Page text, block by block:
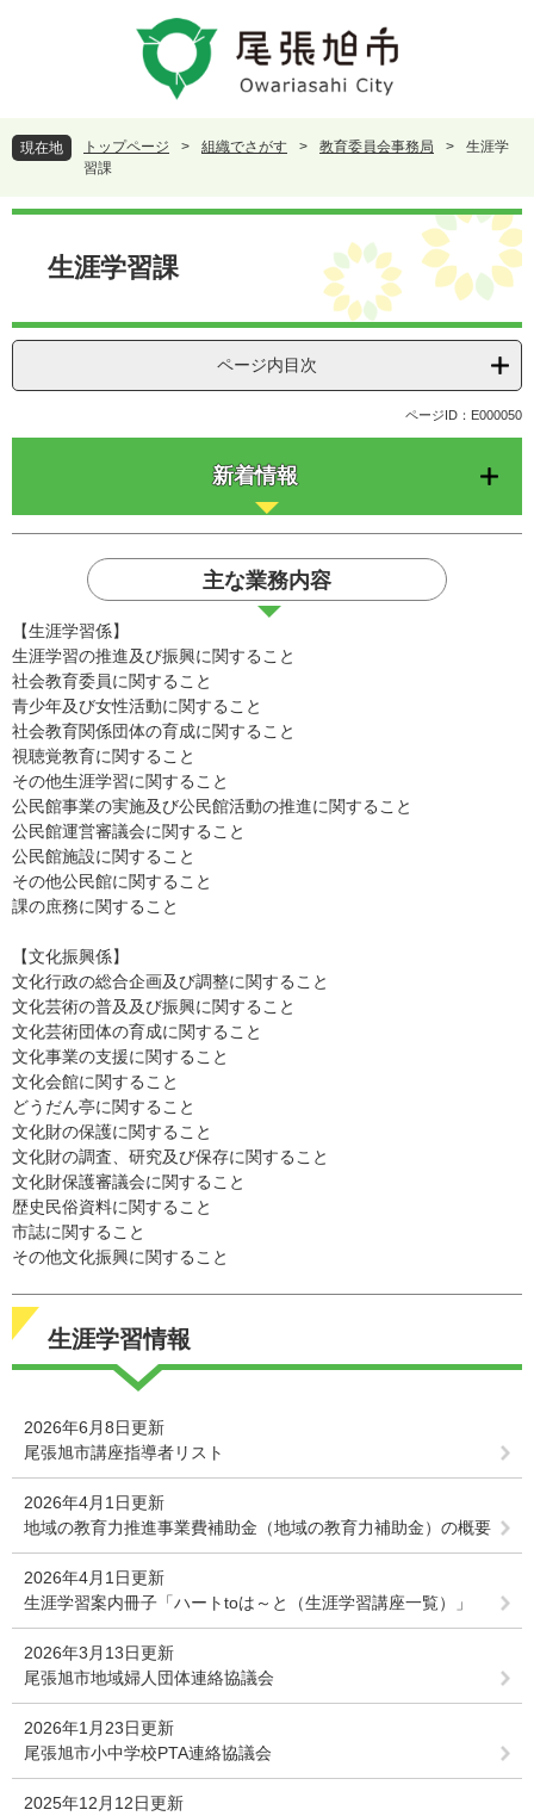
頭
で
。
飛
ば
て
現在地 トップページ > 組織でさがす > 教育委員会事務局 >
生涯学
習課
本
生涯学習課
ページ内目次
ページID：E000050
新着情報
主な業務内容
【生涯学習係】
生涯学習の推進及び振興に関すること
社会教育委員に関すること
青少年及び女性活動に関すること
社会教育関係団体の育成に関すること
視聴覚教育に関すること
その他生涯学習に関すること
公民館事業の実施及び公民館活動の推進に関すること
公民館運営審議会に関すること
公民館施設に関すること
その他公民館に関すること
課の庶務に関すること
【文化振興係】
文化行政の総合企画及び調整に関すること
文化芸術の普及及び振興に関すること
文化芸術団体の育成に関すること
文化事業の支援に関すること
文化会館に関すること
どうだん亭に関すること
文化財の保護に関すること
文化財の調査、研究及び保存に関すること
文化財保護審議会に関すること
歴史民俗資料に関すること
市誌に関すること
その他文化振興に関すること
生涯学習情報
2026年6月8日更新
尾張旭市講座指導者リスト
2026年4月1日更新
地域の教育力推進事業費補助金（地域の教育力補助金）の概要
2026年4月1日更新
生涯学習案内冊子「ハートtoは～と（生涯学習講座一覧）」
2026年3月13日更新
尾張旭市地域婦人団体連絡協議会
2026年1月23日更新
尾張旭市小中学校PTA連絡協議会
2025年12月12日更新